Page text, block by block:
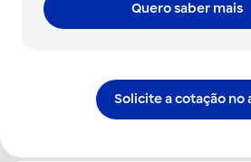
Quero saber mais
Solicite a cotação no